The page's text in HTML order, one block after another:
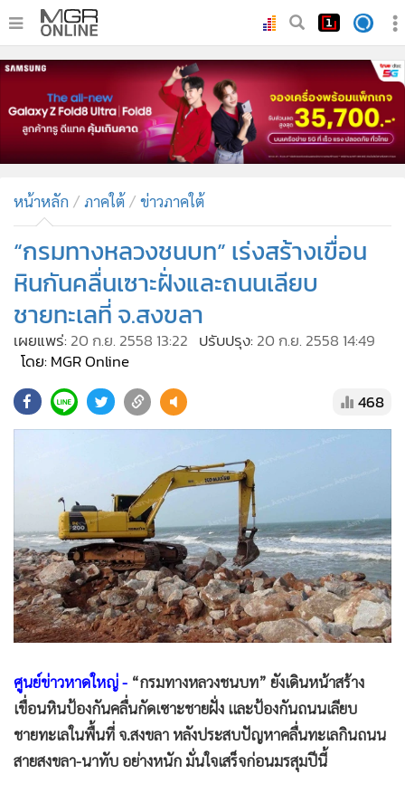
• หน้าหลัก
ทันเหตุการณ์
ภาคใต้
• ภูมิภาค
• บันเทิง
คอลัมนิสต์
• ละคร
• CbizReview
• Cyber BIZ
• Good health & Well-being
• Green Innovation & SD
Infographic
• การเมือง
• ท่องเที่ยว
• กีฬา
• ต่างประเทศ
• เศรษฐกิจ-ธุรกิจ
• จีน
• ชุมชน-คุณภาพชีวิต
• อาชญากรรม
หน้าหลัก ภาคใต้ ข่าวภาคใต้
“กรมทางหลวงชนบท” เร่งสร้างเขื่อน
หินกันคลื่นเซาะฝั่งและถนนเลียบ
ชายทะเลที่ จ.สงขลา
เผยแพร่: 20 ก.ย. 2558 13:22 ปรับปรุง: 20 ก.ย. 2558 14:49
โดย: MGR Online
468
ศูนย์ข่าวหาดใหญ่ - “กรมทางหลวงชนบท” ยังเดินหน้าสร้าง
เขื่อนหินป้องกันคลื่นกัดเซาะชายฝั่ง และป้องกันถนนเลียบ
ชายทะเลในพื้นที่ จ.สงขลา หลังประสบปัญหาคลื่นทะเลกินถนน
สายสงขลา-นาทับ อย่างหนัก มั่นใจเสร็จก่อนมรสุมปีนี้